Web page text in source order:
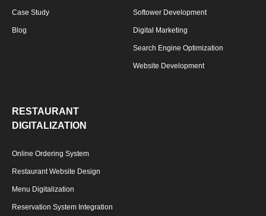
Case Study
Blog
Softower Development
Digital Marketing
Search Engine Optimization
Website Development
RESTAURANT
DIGITALIZATION
Online Ordering System
Restaurant Website Design
Menu Digitalization
Reservation System Integration